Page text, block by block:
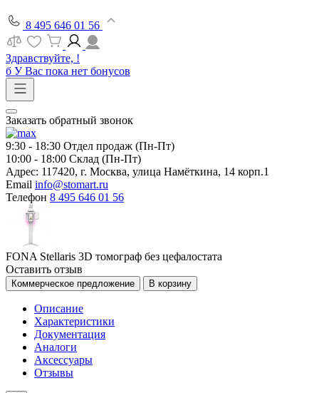
8 495 646 01 56
Здравствуйте, !
б У Вас пока нет бонусов
Заказать обратный звонок
9:30 - 18:30 Отдел продаж (Пн-Пт)
10:00 - 18:00 Склад (Пн-Пт)
Адрес: 117420, г. Москва, улица Намёткина, 14 корп.1
Email info@stomart.ru
Телефон 8 495 646 01 56
FОNA Stellaris 3D томограф без цефалостата
Оставить отзыв
Коммерческое предложение В корзину
Описание
Характеристики
Документация
Аналоги
Аксессуары
Отзывы